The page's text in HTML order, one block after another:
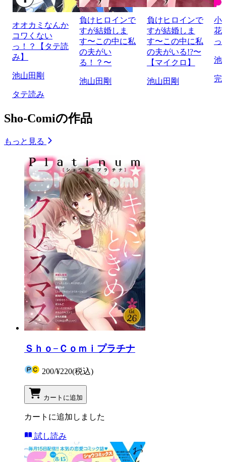
オオカミなんか
コワくない
っ！？【タテ読
み】
池山田剛
タテ読み
負けヒロインで
すが結婚しま
す〜この中に私
の夫がい
る！？〜
池山田剛
負けヒロインで
すが結婚しま
す〜この中に私
の夫がいる!?〜
【マイクロ】
池山田剛
小
花
っ
池
完
Sho-Comiの作品
もっと見る
Ｓｈｏ−Ｃｏｍｉプラチナ
200/¥220(税込)
カートに追加
カートに追加しました
試し読み